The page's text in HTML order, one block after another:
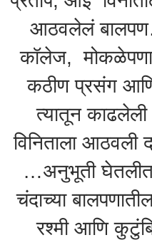
आठवलेलं
कॉलेज, मोकळेपणाने
कठीण प्रसंग
त्यातून
विनिताला आठवली
…अनुभूती
चंदाच्या
रश्मी आणि